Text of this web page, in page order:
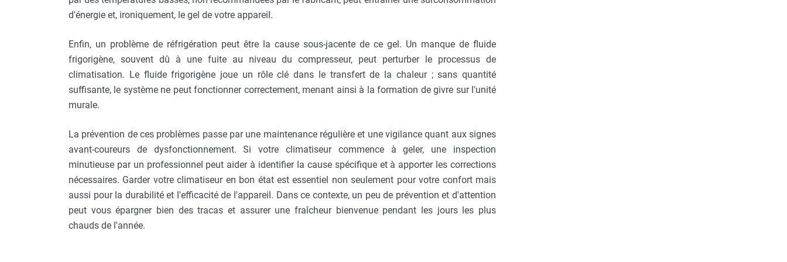
Chaudière mobile à eau
Chauffage mobile au bois
Chauffage pour serre et bâtiment
d'élevage
Chauffage FARM au gaz
Chauffage FARM au fioul
Chauffage mobile au gaz rayonnant
Rideau d'air chaud
Rideau d'air chaud électrique
Rideau d'air chaud encastrable
Rideau d'air eau chaude
Rideau d'air chaud pour pompe à
chaleur
Rideau d'air pour portes tournantes
d'énergie et, ironiquement, le gel de votre appareil.
Enfin, un problème de réfrigération peut être la cause sous-jacente de ce gel. Un manque de fluide
frigorigène, souvent dû à une fuite au niveau du compresseur, peut perturber le processus de
climatisation. Le fluide frigorigène joue un rôle clé dans le transfert de la chaleur ; sans quantité
suffisante, le système ne peut fonctionner correctement, menant ainsi à la formation de givre sur l'unité
murale.
La prévention de ces problèmes passe par une maintenance régulière et une vigilance quant aux signes
avant-coureurs de dysfonctionnement. Si votre climatiseur commence à geler, une inspection
minutieuse par un professionnel peut aider à identifier la cause spécifique et à apporter les corrections
nécessaires. Garder votre climatiseur en bon état est essentiel non seulement pour votre confort mais
aussi pour la durabilité et l'efficacité de l'appareil. Dans ce contexte, un peu de prévention et d'attention
peut vous épargner bien des tracas et assurer une fraîcheur bienvenue pendant les jours les plus
chauds de l'année.